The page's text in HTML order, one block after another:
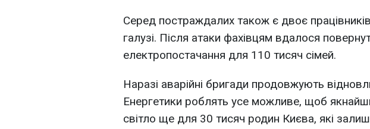
Серед постраждалих також є двоє
галузі. Після атаки фахівцям вдалося
електропостачання для 110 тисяч сімей.
Наразі аварійні бригади продовжують
Енергетики роблять усе можливе, щоб
світло ще для 30 тисяч родин Києва, які